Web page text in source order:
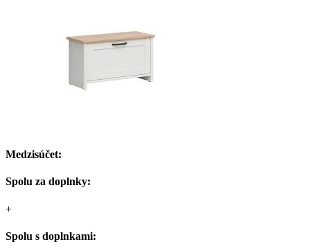
Medzisúčet:
Spolu za doplnky:
+
Spolu s doplnkami: